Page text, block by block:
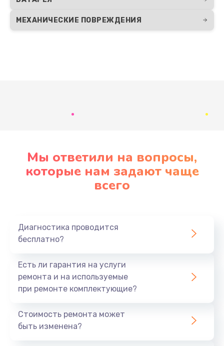
МЕХАНИЧЕСКИЕ ПОВРЕЖДЕНИЯ
Мы ответили на вопросы,
которые нам задают чаще
всего
Диагностика проводится
бесплатно?
Есть ли гарантия на услуги
ремонта и на используемые
при ремонте комплектующие?
Стоимость ремонта может
быть изменена?